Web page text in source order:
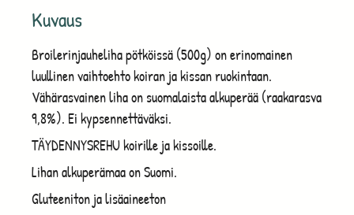
Kuvaus
Broilerinjauheliha pötköissä (500g) on erinomainen
luullinen vaihtoehto koiran ja kissan ruokintaan.
Vähärasvainen liha on suomalaista alkuperää (raakarasva
9,8%). Ei kypsennettäväksi.
TÄYDENNYSREHU koirille ja kissoille.
Lihan alkuperämaa on Suomi.
Gluteeniton ja lisäaineeton